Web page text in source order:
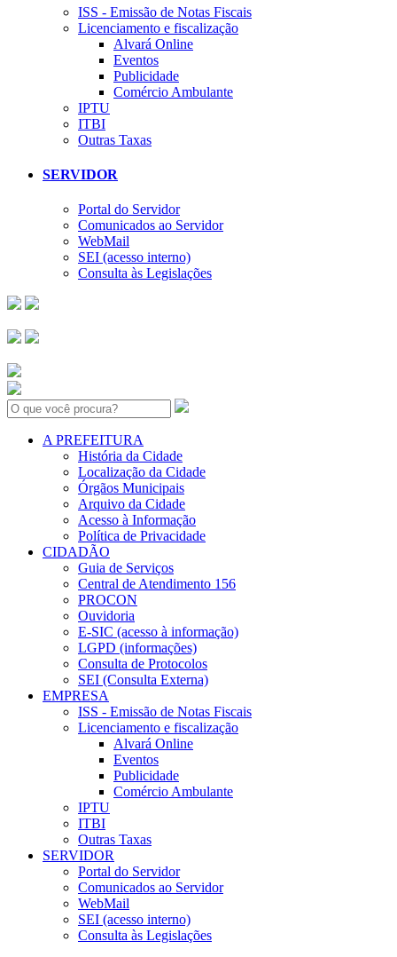
ISS - Emissão de Notas Fiscais
Licenciamento e fiscalização
Alvará Online
Eventos
Publicidade
Comércio Ambulante
IPTU
ITBI
Outras Taxas
SERVIDOR
Portal do Servidor
Comunicados ao Servidor
WebMail
SEI (acesso interno)
Consulta às Legislações
Search:
A PREFEITURA
História da Cidade
Localização da Cidade
Órgãos Municipais
Arquivo da Cidade
Acesso à Informação
Política de Privacidade
CIDADÃO
Guia de Serviços
Central de Atendimento 156
PROCON
Ouvidoria
E-SIC (acesso à informação)
LGPD (informações)
Consulta de Protocolos
SEI (Consulta Externa)
EMPRESA
ISS - Emissão de Notas Fiscais
Licenciamento e fiscalização
Alvará Online
Eventos
Publicidade
Comércio Ambulante
IPTU
ITBI
Outras Taxas
SERVIDOR
Portal do Servidor
Comunicados ao Servidor
WebMail
SEI (acesso interno)
Consulta às Legislações